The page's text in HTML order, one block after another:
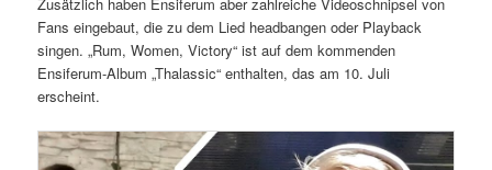
Fans eingebaut, die zu dem Lied headbangen oder Playback
singen. „Rum, Women, Victory“ ist auf dem kommenden
Ensiferum-Album „Thalassic“ enthalten, das am 10. Juli
erscheint.